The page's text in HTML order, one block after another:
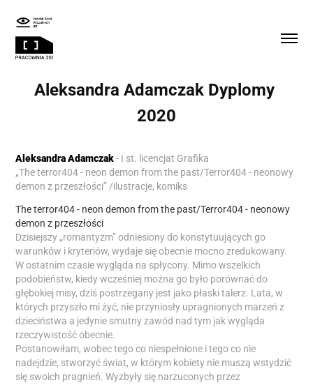
Aleksandra Adamczak Dyplomy
2020
Aleksandra Adamczak- I st. licencjat Grafika
„The terror404 - neon demon from the past/Terror404 - neonowy
demon z przeszłości” /ilustracje, komiks
The terror404 - neon demon from the past/Terror404 - neonowy
demon z przeszłości
Dzisiejszy „romantyzm” odniesiony do konstytuujących go
warunków i kryteriów, wydaje się obecnie mocno zredukowany.
W ostatnim czasie wygląda na spłycony. Mimo wszelkich
podobieństw, kiedy wcześniej można go było porównać do
głębokiej misy, dziś postrzegany jest jako płaski talerz. Lata, w
których przyszło mi żyć, nie przyniosły upragnionych marzeń z
dzieciństwa a jedynie smutny zawód nad tym jak wygląda
rzeczywistość obecnie.
Postanowiłam, wobec tego co niespełnione i tego co nie
nadejdzie, stworzyć świat, w którym kobiety nie muszą wstydzić
się swoich pragnień. Wyzbyły się narzuconych przez